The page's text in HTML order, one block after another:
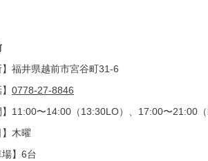
】福井県越前市宮谷町31-6
0778-27-8846
】11:00〜14:00（13:30LO）、17:00〜21:00
】木曜
場】6台